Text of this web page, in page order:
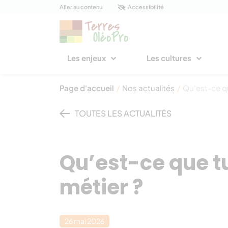
Panneau de gestion des cookies
Aller au contenu Accessibilité
Les enjeux Les cultures
Page d'accueil / Nos actualités / Qu’est-ce
TOUTES LES ACTUALITÉS
Qu’est-ce que
métier ?
26 mai 2026